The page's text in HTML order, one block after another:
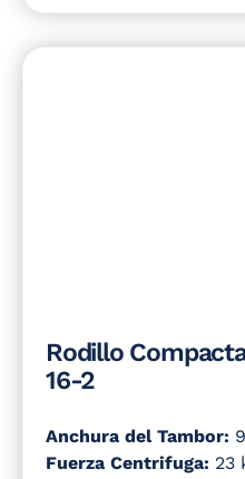
Rodillo
16-2
Anchura del Tambor:
Fuerza Centrifuga: 23